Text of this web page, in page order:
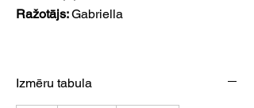
Ražotājs:Gabriella
Izmēru tabula